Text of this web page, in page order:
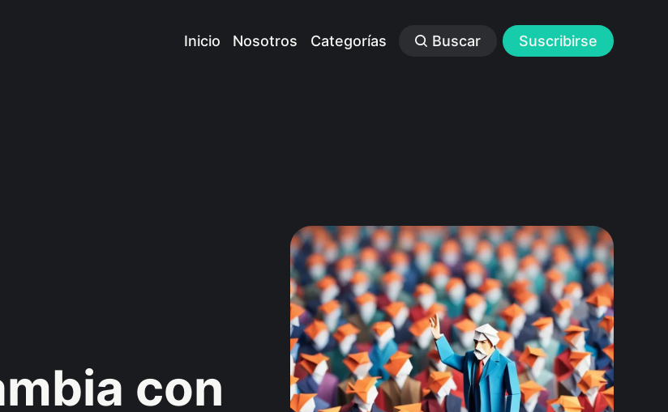
Inicio Nosotros Categorías Buscar Suscribirse
con